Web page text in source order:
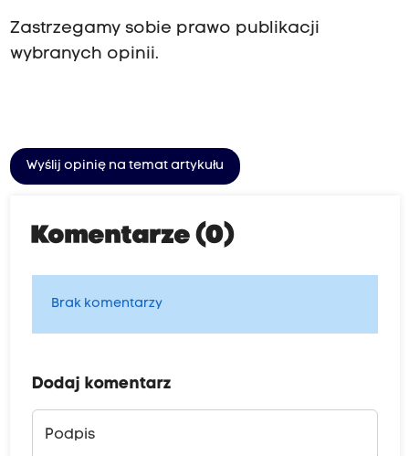
Zastrzegamy sobie prawo publikacji
wybranych opinii.
Wyślij opinię na temat artykułu
Komentarze (0)
Brak komentarzy
Dodaj komentarz
Podpis